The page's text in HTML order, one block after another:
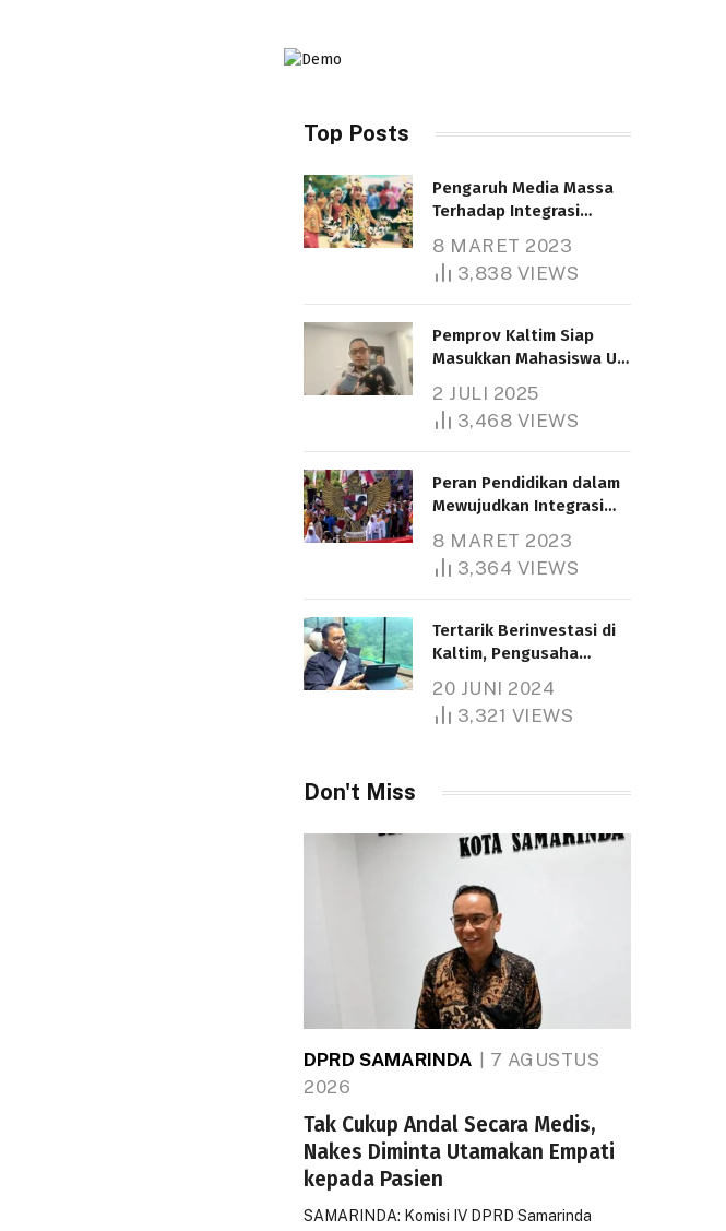
Top Posts
Pengaruh Media Massa
Terhadap Integrasi
8 MARET 2023
3,838 VIEWS
Pemprov Kaltim Siap
Masukkan Mahasiswa UT
Bantuan Pendidikan
Gratispol
2 JULI 2025
3,468 VIEWS
Peran Pendidikan dalam
Mewujudkan Integrasi
8 MARET 2023
3,364 VIEWS
Tertarik Berinvestasi di
Kaltim, Pengusaha
1.000 Hektare
20 JUNI 2024
3,321 VIEWS
Don't Miss
DPRD SAMARINDA
7 AGUSTUS
2026
Tak Cukup Andal Secara Medis,
Nakes Diminta Utamakan Empati
kepada Pasien
SAMARINDA: Komisi IV DPRD Samarinda